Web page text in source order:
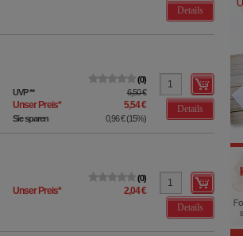
Details
0
UVP** 6,50 €
Unser Preis* 5,54 €
Sie sparen 0,96 €(15%)
Details
0
Unser Preis*
2,04 €
Details